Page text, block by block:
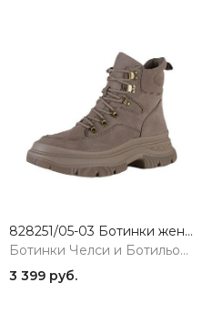
828251/05-03 Ботинки женские KEDDO
Ботинки Челси и Ботильоны
3 399 руб.